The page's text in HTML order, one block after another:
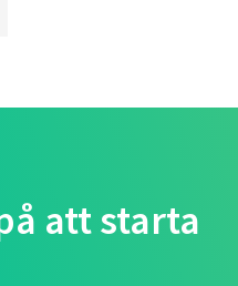
att starta